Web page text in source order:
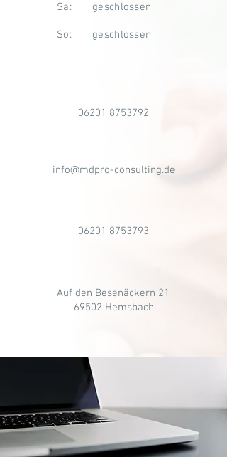
Sa: geschlossen
So: geschlossen
06201 8753792
info@mdpro-consulting.de
06201 8753793
Auf den Besenäckern 21
69502 Hemsbach